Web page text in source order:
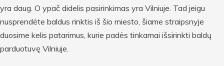
yra daug. O ypač didelis pasirinkimas yra Vilniuje. Tad jeigu
nusprendėte baldus rinktis iš šio miesto, šiame straipsnyje
duosime kelis patarimus, kurie padės tinkamai išsirinkti baldų
parduotuvę Vilniuje.